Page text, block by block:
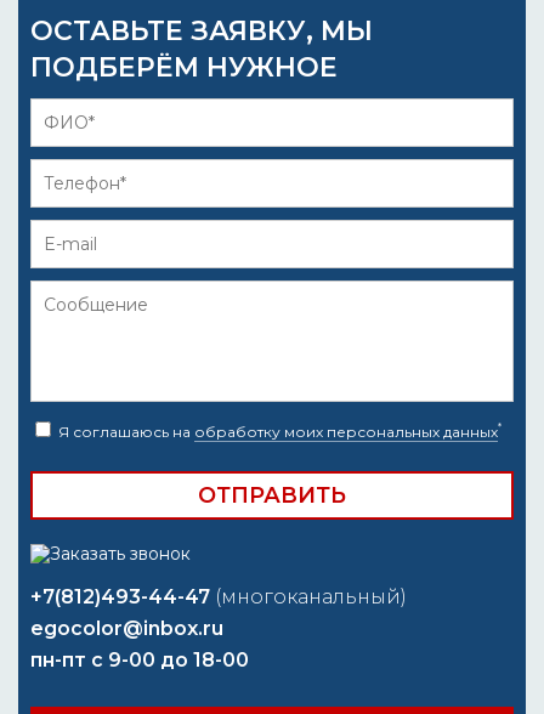
ОСТАВЬТЕ ЗАЯВКУ, МЫ
ПОДБЕРЁМ НУЖНОЕ
Я соглашаюсь на обработку моих персональных данных*
+7(812)493-44-47 (многоканальный)
egocolor@inbox.ru
пн-пт с 9-00 до 18-00